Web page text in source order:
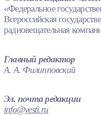
«Федеральное
Всероссийская
радиовещательная
Главный редактор
А. А. Филипповский
Эл. почта редакции
info@vesti.ru